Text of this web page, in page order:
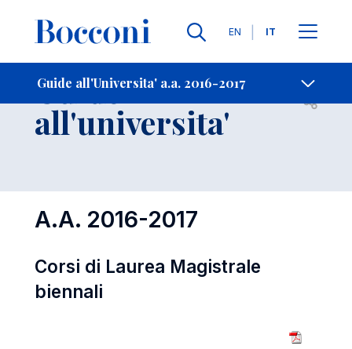
Lingue
EN IT
Guide all'Universita' a.a. 2016-2017
-
Guide
all'universita' Open
A.A. 2016-2017
Corsi di Laurea Magistrale
biennali